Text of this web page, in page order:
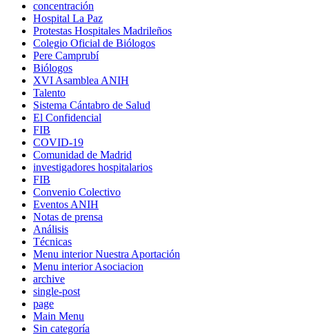
concentración
Hospital La Paz
Protestas Hospitales Madrileños
Colegio Oficial de Biólogos
Pere Camprubí
Biólogos
XVI Asamblea ANIH
Talento
Sistema Cántabro de Salud
El Confidencial
FIB
COVID-19
Comunidad de Madrid
investigadores hospitalarios
FIB
Convenio Colectivo
Eventos ANIH
Notas de prensa
Análisis
Técnicas
Menu interior Nuestra Aportación
Menu interior Asociacion
archive
single-post
page
Main Menu
Sin categoría